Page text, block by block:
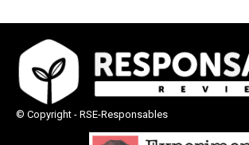
© Copyright - RSE-Responsables